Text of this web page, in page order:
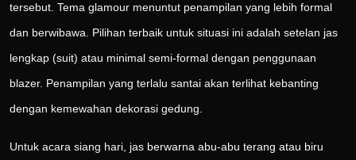
tersebut. Tema glamour menuntut penampilan yang lebih formal
dan berwibawa. Pilihan terbaik untuk situasi ini adalah setelan jas
lengkap (suit) atau minimal semi-formal dengan penggunaan
blazer. Penampilan yang terlalu santai akan terlihat kebanting
dengan kemewahan dekorasi gedung.
Untuk acara siang hari, jas berwarna abu-abu terang atau biru